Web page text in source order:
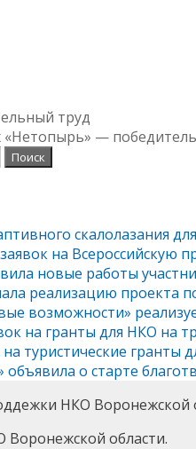
труд
— победитель
скалолазания
на Всероссийскую
новые работы
реализацию проекта
возможности»
на гранты для НКО на
туристические гранты
о старте
НКО Воронежской
области.